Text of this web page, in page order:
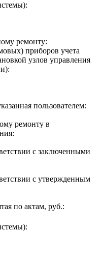
ремонту:
приборов учета
узлов управления
пользователем:
ремонту в
с заключенными
с утвержденным
по актам, руб.: